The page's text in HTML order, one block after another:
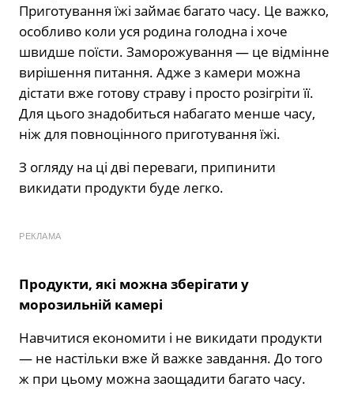
Приготування їжі займає багато часу. Це важко,
особливо коли уся родина голодна і хоче
швидше поїсти. Заморожування — це відмінне
вирішення питання. Адже з камери можна
дістати вже готову страву і просто розігріти її.
Для цього знадобиться набагато менше часу,
ніж для повноцінного приготування їжі.
З огляду на ці дві переваги, припинити
викидати продукти буде легко.
РЕКЛАМА
Продукти, які можна зберігати у
морозильній камері
Навчитися економити і не викидати продукти
— не настільки вже й важке завдання. До того
ж при цьому можна заощадити багато часу.